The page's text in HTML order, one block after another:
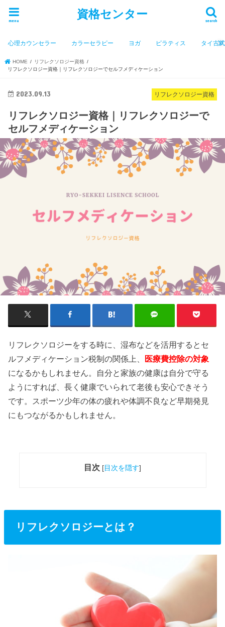
資格センター search
menu
心理カウンセラー カラーセラピー ヨガ ピラティス タイ古
HOME
リフレクソロジー資格
リフレクソロジー資格｜リフレクソロジーでセルフメディケーション
リフレクソロジー資格
2023.09.13
リフレクソロジー資格｜リフレクソロジーで
セルフメディケーション
リフレクソロジーをする時に、湿布などを活用するとセ
ルフメディケーション税制の関係上、
医療費控除の対象
になるかもしれません。自分と家族の健康は自分で守る
ようにすれば、長く健康でいられて老後も安心できそう
です。スポーツ少年の体の疲れや体調不良など早期発見
にもつながるかもしれません。
目次 [目次を隠す]
リフレクソロジーとは？